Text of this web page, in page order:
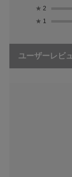
★ 2
★ 1
ユーザーレビ